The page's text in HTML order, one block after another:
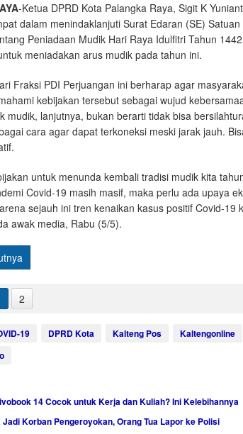
-Ketua DPRD Kota Palangka Raya, Sigit K
dalam menindaklanjuti Surat Edaran (SE)
Peniadaan Mudik Hari Raya Idulfitri Tahun
meniadakan arus mudik pada tahun ini.
Fraksi PDI Perjuangan ini berharap agar
kebijakan tersebut sebagai wujud
mudik, lanjutnya, bukan berarti tidak bisa
cara agar dapat terkoneksi meski jarak jauh.
untuk menunda kembali tradisi mudik kita
Covid-19 masih masif, maka perlu ada upaya
sejauh ini tren kenaikan kasus positif Covid-19
awak media, Rabu (5/5).
2
19 DPRD Kota Kalteng Pos Kaltengonline
14 Cocok untuk Kerja dan Kuliah? Ini Kelebihannya
Korban Pengeroyokan, Orang Tua Lapor ke Polisi